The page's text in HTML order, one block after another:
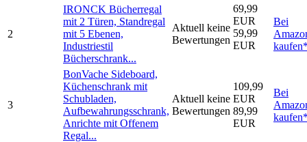
2
IRONCK Bücherregal
mit 2 Türen, Standregal
mit 5 Ebenen,
Industriestil
Bücherschrank...
Aktuell keine
Bewertungen
69,99
EUR
59,99
EUR
Bei
3
BonVache Sideboard,
Küchenschrank mit
Schubladen,
Aufbewahrungsschrank,
Anrichte mit Offenem
Regal...
Aktuell keine
Bewertungen
109,99
EUR
89,99
EUR
Bei